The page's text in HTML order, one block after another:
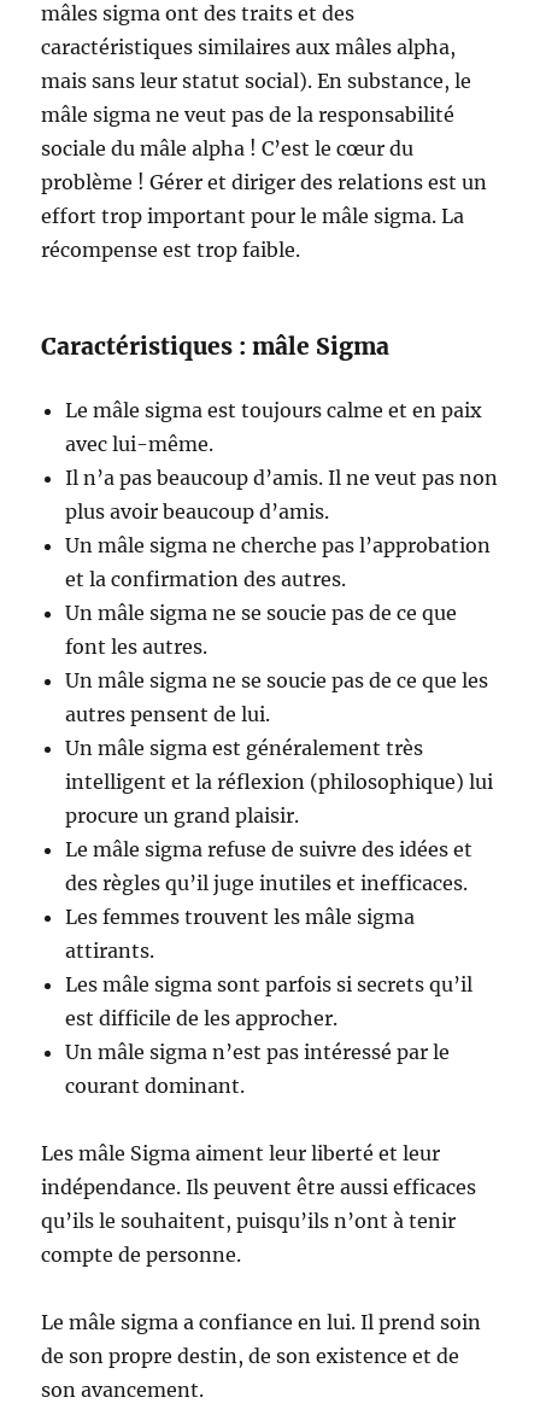
mâles sigma ont des traits et des
caractéristiques similaires aux mâles alpha,
mais sans leur statut social). En substance, le
mâle sigma ne veut pas de la responsabilité
sociale du mâle alpha ! C’est le cœur du
problème ! Gérer et diriger des relations est un
effort trop important pour le mâle sigma. La
récompense est trop faible.
Caractéristiques : mâle Sigma
Le mâle sigma est toujours calme et en paix
avec lui-même.
Il n’a pas beaucoup d’amis. Il ne veut pas non
plus avoir beaucoup d’amis.
Un mâle sigma ne cherche pas l’approbation
et la confirmation des autres.
Un mâle sigma ne se soucie pas de ce que
font les autres.
Un mâle sigma ne se soucie pas de ce que les
autres pensent de lui.
Un mâle sigma est généralement très
intelligent et la réflexion (philosophique) lui
procure un grand plaisir.
Le mâle sigma refuse de suivre des idées et
des règles qu’il juge inutiles et inefficaces.
Les femmes trouvent les mâle sigma
attirants.
Les mâle sigma sont parfois si secrets qu’il
est difficile de les approcher.
Un mâle sigma n’est pas intéressé par le
courant dominant.
Les mâle Sigma aiment leur liberté et leur
indépendance. Ils peuvent être aussi efficaces
qu’ils le souhaitent, puisqu’ils n’ont à tenir
compte de personne.
Le mâle sigma a confiance en lui. Il prend soin
de son propre destin, de son existence et de
son avancement.